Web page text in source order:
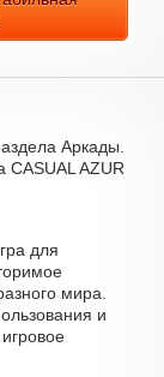
Аркады.
CASUAL AZUR
для
мира.
и